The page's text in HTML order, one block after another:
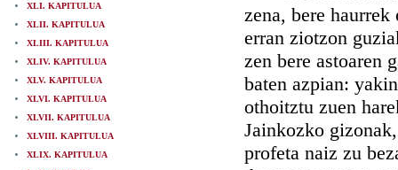
XLI. KAPITULUA
XLII. KAPITULUA
XLIII. KAPITULUA
XLIV. KAPITULUA
XLV. KAPITULUA
XLVI. KAPITULUA
XLVII. KAPITULUA
XLVIII. KAPITULUA
XLIX. KAPITULUA
zena, bere
erran ziotzon
zen bere astoaren
baten azpian:
othoitztu zuen
Jainkozko
profeta naiz zu